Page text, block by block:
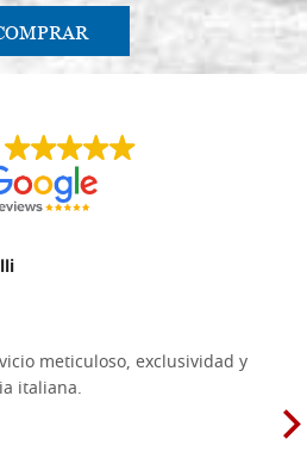
meticuloso, exclusividad y
italiana.